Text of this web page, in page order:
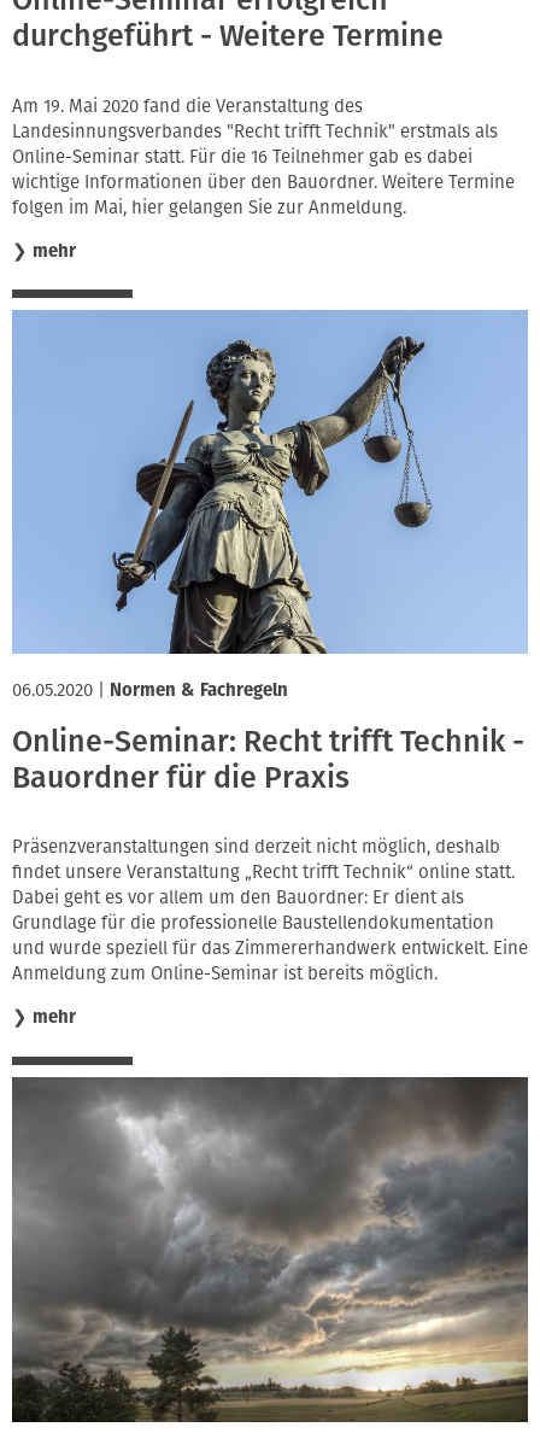
durchgeführt - Weitere Termine
Am 19. Mai 2020 fand die Veranstaltung des
Landesinnungsverbandes "Recht trifft Technik" erstmals als
Online-Seminar statt. Für die 16 Teilnehmer gab es dabei
wichtige Informationen über den Bauordner. Weitere Termine
folgen im Mai, hier gelangen Sie zur Anmeldung.
❯ mehr
06.05.2020 Normen & Fachregeln
Online-Seminar: Recht trifft Technik -
Bauordner für die Praxis
Präsenzveranstaltungen sind derzeit nicht möglich, deshalb
findet unsere Veranstaltung „Recht trifft Technik“ online statt.
Dabei geht es vor allem um den Bauordner: Er dient als
Grundlage für die professionelle Baustellendokumentation
und wurde speziell für das Zimmererhandwerk entwickelt. Eine
Anmeldung zum Online-Seminar ist bereits möglich.
❯ mehr